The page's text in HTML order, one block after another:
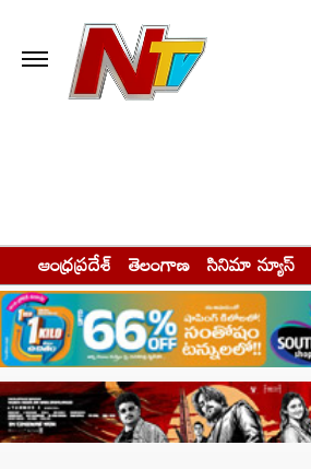
ఆంధ్రప్రదేశ్ తెలంగాణ సినిమా న్యూస్